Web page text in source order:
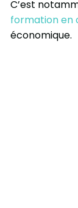
C’est
formation en
économique.